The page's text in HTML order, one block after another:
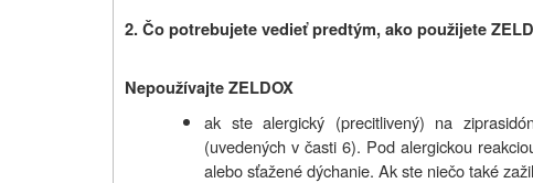
2. Čo potrebujete vedieť predtým, ako použijete
Nepoužívajte ZELDOX
ak ste alergický (precitlivený) na
(uvedených v časti 6). Pod alergickou
alebo sťažené dýchanie. Ak ste niečo také